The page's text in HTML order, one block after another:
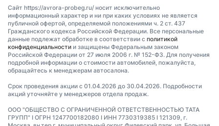
Сайт https://avrora-probeg.ru/ носит исключительно
информационный характер и ни при каких условиях не является
публичной офертой, определяемой положениями ч. 2 ст. 437
Гражданского кодекса Российской Федерации. Все персональные
данные подлежат обработке в соответствии с политикой
конфиденциальности и защищены Федеральным законом
Российской Федерации от 27 июля 2006 г. № 152-ФЗ. Для получения
подробной информации о стоимости автомобилей, пожалуйста,
обращайтесь к менеджерам автосалона.
Срок проведения акции с 01.04.2026 до 30.04.2026. Подробности
акций уточняйте у менеджеров отдела продаж.
ООО "ОБЩЕСТВО С ОГРАНИЧЕННОЙ ОТВЕТСТВЕННОСТЬЮ ТАТА
ГРУПП" I ОГРН 1247700182080 I ИНН 7730319385 I 121309, г.